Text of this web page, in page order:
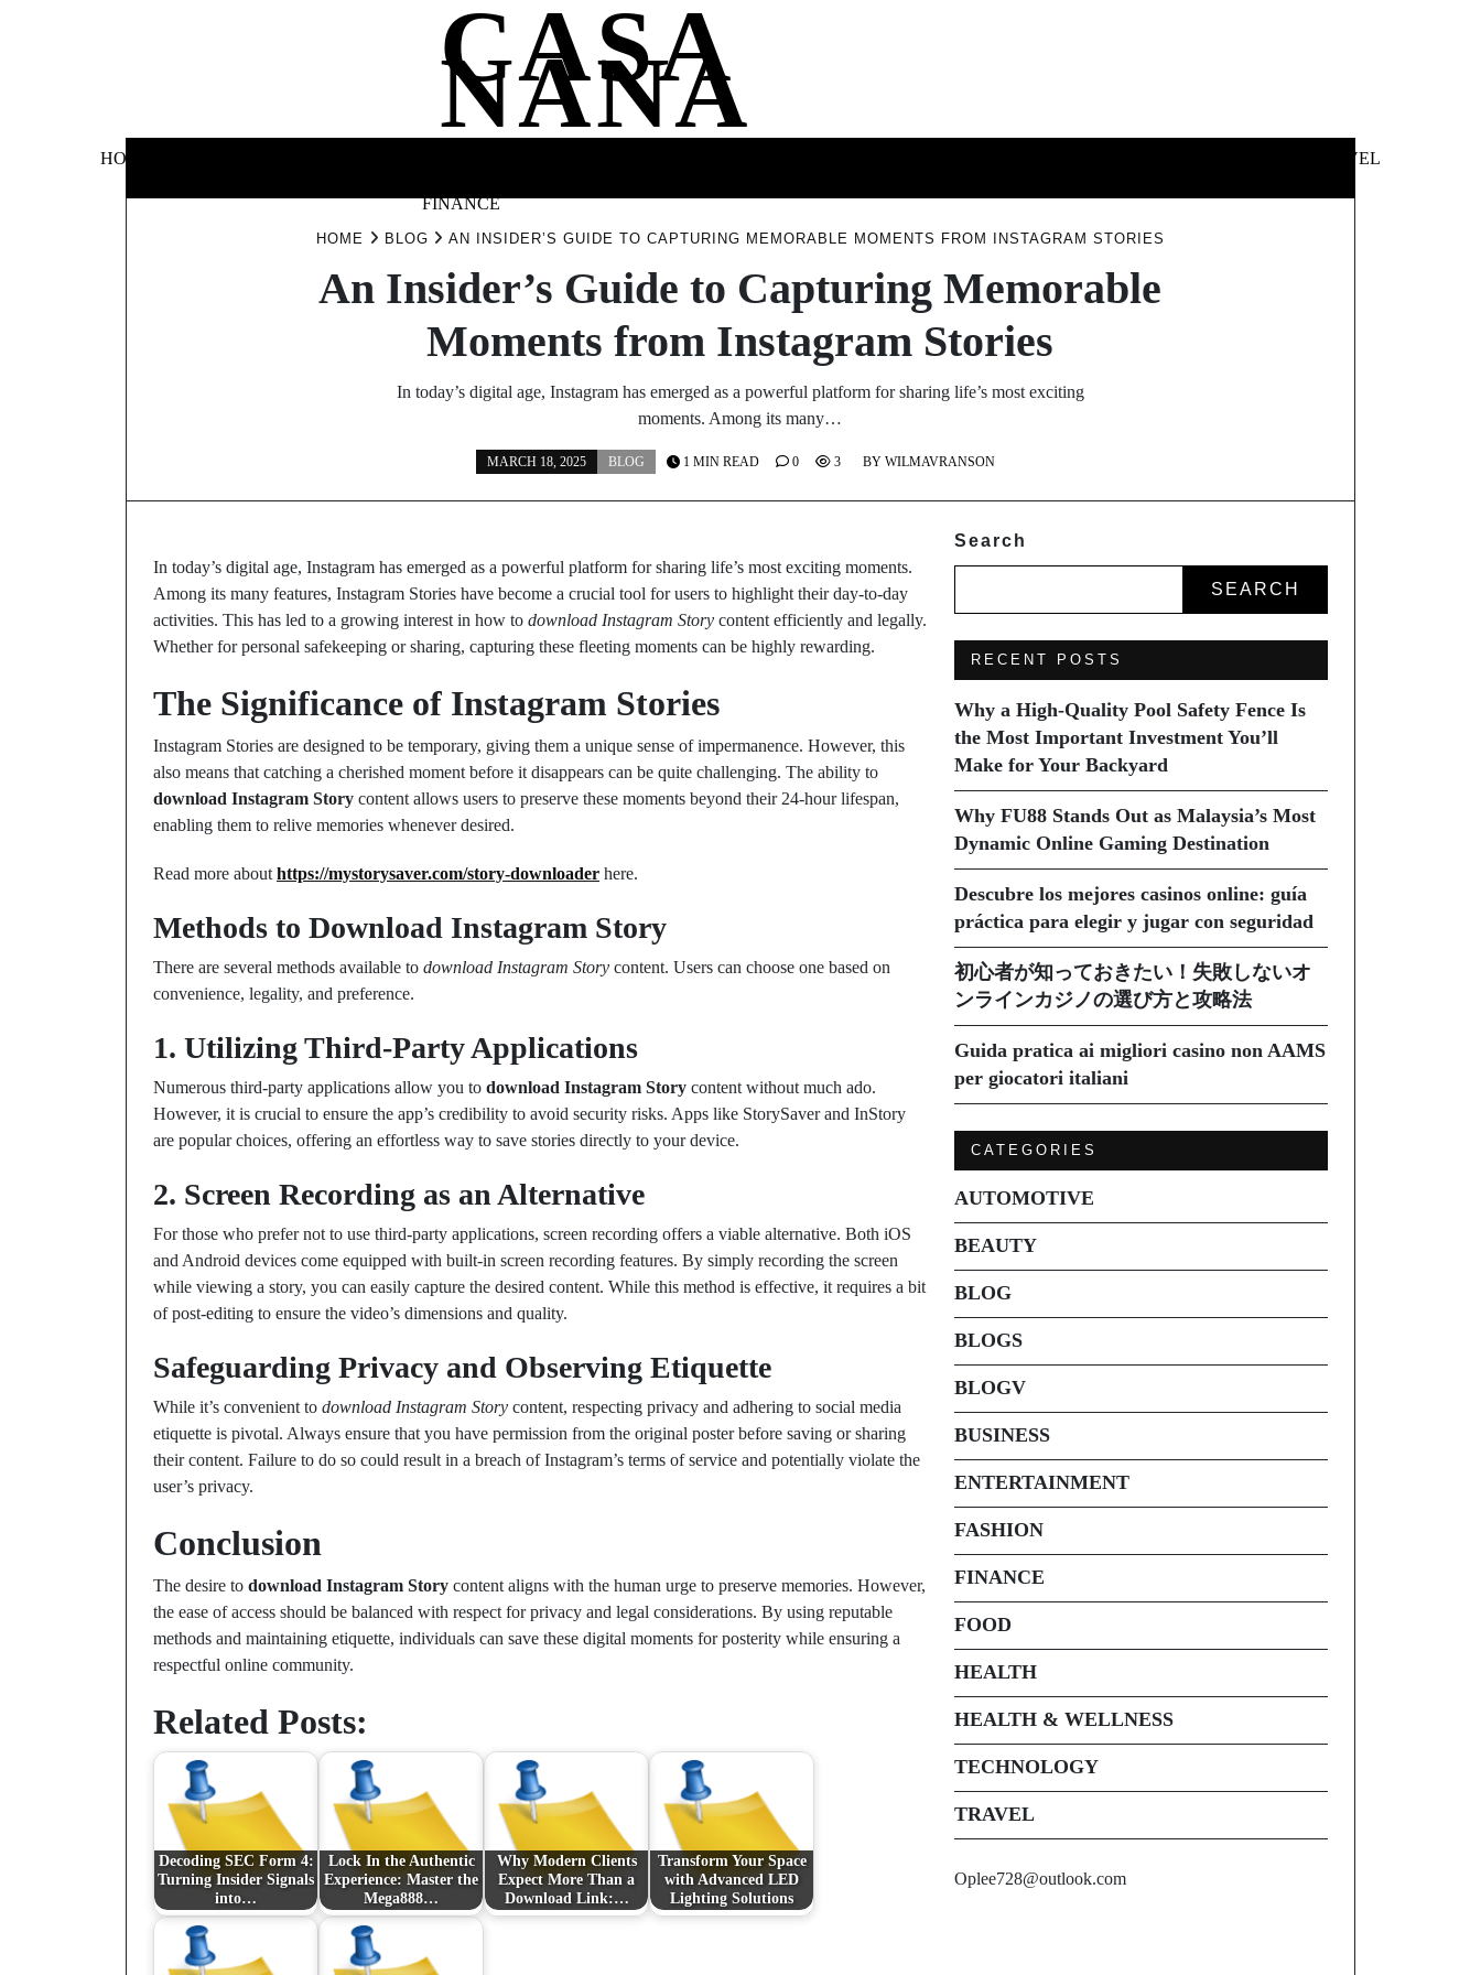
CASA
NANA
HOME
FINANCE
TRAVEL
HOME BLOG AN INSIDER’S GUIDE TO CAPTURING MEMORABLE MOMENTS FROM INSTAGRAM STORIES
An Insider’s Guide to Capturing Memorable
Moments from Instagram Stories
In today’s digital age, Instagram has emerged as a powerful platform for sharing life’s most exciting
moments. Among its many…
MARCH 18, 2025 BLOG BY WILMAVRANSON
1 MIN READ 0 3
In today’s digital age, Instagram has emerged as a powerful platform for sharing life’s most exciting moments.
Among its many features, Instagram Stories have become a crucial tool for users to highlight their day-to-day
activities. This has led to a growing interest in how to download Instagram Story content efficiently and legally.
Whether for personal safekeeping or sharing, capturing these fleeting moments can be highly rewarding.
The Significance of Instagram Stories
Instagram Stories are designed to be temporary, giving them a unique sense of impermanence. However, this
also means that catching a cherished moment before it disappears can be quite challenging. The ability to
download Instagram Story content allows users to preserve these moments beyond their 24-hour lifespan,
enabling them to relive memories whenever desired.
Read more about https://mystorysaver.com/story-downloader here.
Methods to Download Instagram Story
There are several methods available to download Instagram Story content. Users can choose one based on
convenience, legality, and preference.
1. Utilizing Third-Party Applications
Numerous third-party applications allow you to download Instagram Story content without much ado.
However, it is crucial to ensure the app’s credibility to avoid security risks. Apps like StorySaver and InStory
are popular choices, offering an effortless way to save stories directly to your device.
2. Screen Recording as an Alternative
For those who prefer not to use third-party applications, screen recording offers a viable alternative. Both iOS
and Android devices come equipped with built-in screen recording features. By simply recording the screen
while viewing a story, you can easily capture the desired content. While this method is effective, it requires a bit
of post-editing to ensure the video’s dimensions and quality.
Safeguarding Privacy and Observing Etiquette
While it’s convenient to download Instagram Story content, respecting privacy and adhering to social media
etiquette is pivotal. Always ensure that you have permission from the original poster before saving or sharing
their content. Failure to do so could result in a breach of Instagram’s terms of service and potentially violate the
user’s privacy.
Conclusion
The desire to download Instagram Story content aligns with the human urge to preserve memories. However,
the ease of access should be balanced with respect for privacy and legal considerations. By using reputable
methods and maintaining etiquette, individuals can save these digital moments for posterity while ensuring a
respectful online community.
Related Posts:
Decoding SEC Form 4:
Turning Insider Signals
into…
Lock In the Authentic
Experience: Master the
Mega888…
Why Modern Clients
Expect More Than a
Download Link:…
Transform Your Space
with Advanced LED
Lighting Solutions
Search
SEARCH
RECENT POSTS
Why a High-Quality Pool Safety Fence Is
the Most Important Investment You’ll
Make for Your Backyard
Why FU88 Stands Out as Malaysia’s Most
Dynamic Online Gaming Destination
Descubre los mejores casinos online: guía
práctica para elegir y jugar con seguridad
初心者が知っておきたい！失敗しないオ
ンラインカジノの選び方と攻略法
Guida pratica ai migliori casino non AAMS
per giocatori italiani
CATEGORIES
AUTOMOTIVE
BEAUTY
BLOG
BLOGS
BLOGV
BUSINESS
ENTERTAINMENT
FASHION
FINANCE
FOOD
HEALTH
HEALTH & WELLNESS
TECHNOLOGY
TRAVEL
Oplee728@outlook.com